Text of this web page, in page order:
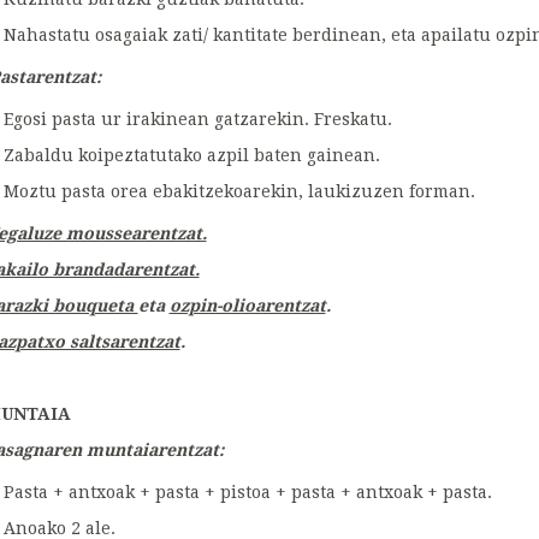
Nahastatu osagaiak zati/ kantitate berdinean, eta apailatu
Egosi pasta ur irakinean gatzarekin. Freskatu.
Zabaldu koipeztatutako azpil baten gainean.
Moztu pasta orea ebakitzekoarekin, laukizuzen forman.
moussearentzat.
brandadarentzat.
bouqueta eta ozpin-olioarentzat.
saltsarentzat.
muntaiarentzat:
Pasta + antxoak + pasta + pistoa + pasta + antxoak + pasta.
Anoako 2 ale.